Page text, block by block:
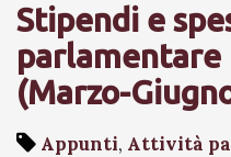
Stipendi e
(Marzo-
Appunti, Attività